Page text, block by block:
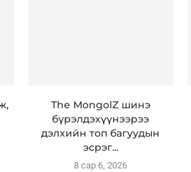
The MongolZ шинэ
бүрэлдэхүүнээрээ
дэлхийн топ багуудын
эсрэг...
8 сар 6, 2026